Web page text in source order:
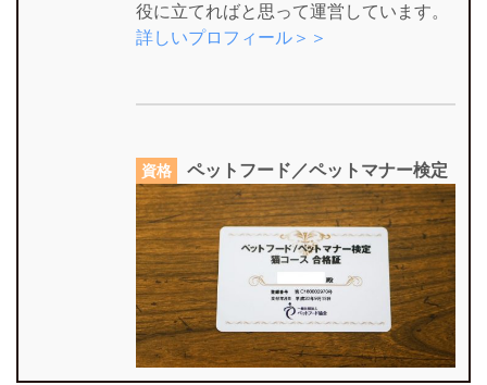
役に立てればと思って運営しています。
詳しいプロフィール＞＞
資格 ペットフード／ペットマナー検定